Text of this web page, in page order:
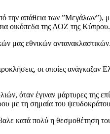
την απάθεια των
οικόπεδα της ΑΟΖ της Κύπρου.
μας εθνικών
οι οποίες
όταν έγιναν μάρτυρες
με τη σημαία του
κατά πολύ η θεσμοθέτηση